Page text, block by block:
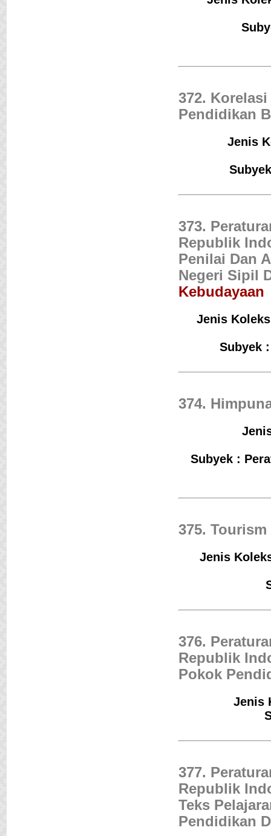
372. Korelasi
Pendidikan
Jenis
373.
Republik
Penilai Dan
Negeri Sipil
Kebudayaan
Jenis
Subyek
374.
Subyek :
375.
Jenis
376.
Republik
Pokok
Jenis
377.
Republik
Teks
Pendidikan